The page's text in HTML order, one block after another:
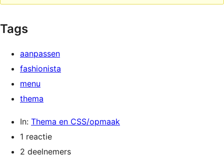
Tags
aanpassen
fashionista
menu
thema
In: Thema en CSS/opmaak
1 reactie
2 deelnemers